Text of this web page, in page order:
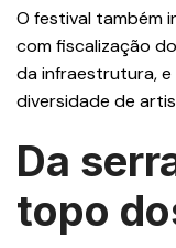
O festival também
com fiscalização
da infraestrutura,
diversidade de
Da
topo